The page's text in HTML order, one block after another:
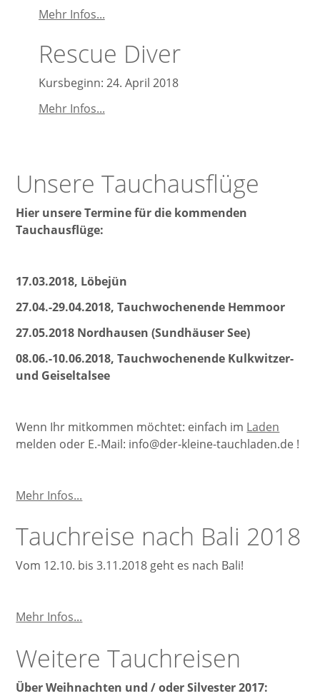
Mehr Infos...Open
Diver
(OWD)
Rescue Diver
Kursbeginn: 24. April 2018
Mehr Infos...Rescue
Unsere Tauchausflüge
Hier unsere Termine für die kommenden
Tauchausflüge:
17.03.2018, Löbejün
27.04.-29.04.2018, Tauchwochenende Hemmoor
27.05.2018 Nordhausen (Sundhäuser See)
08.06.-10.06.2018, Tauchwochenende Kulkwitzer-
und Geiseltalsee
Wenn Ihr mitkommen möchtet: einfach im Laden
melden oder E.-Mail: info@der-kleine-tauchladen.de !
Mehr Infos...
Tauchreise nach Bali 2018
Vom 12.10. bis 3.11.2018 geht es nach Bali!
Mehr Infos...
Bali
2018
Weitere Tauchreisen
Über Weihnachten und / oder Silvester 2017: